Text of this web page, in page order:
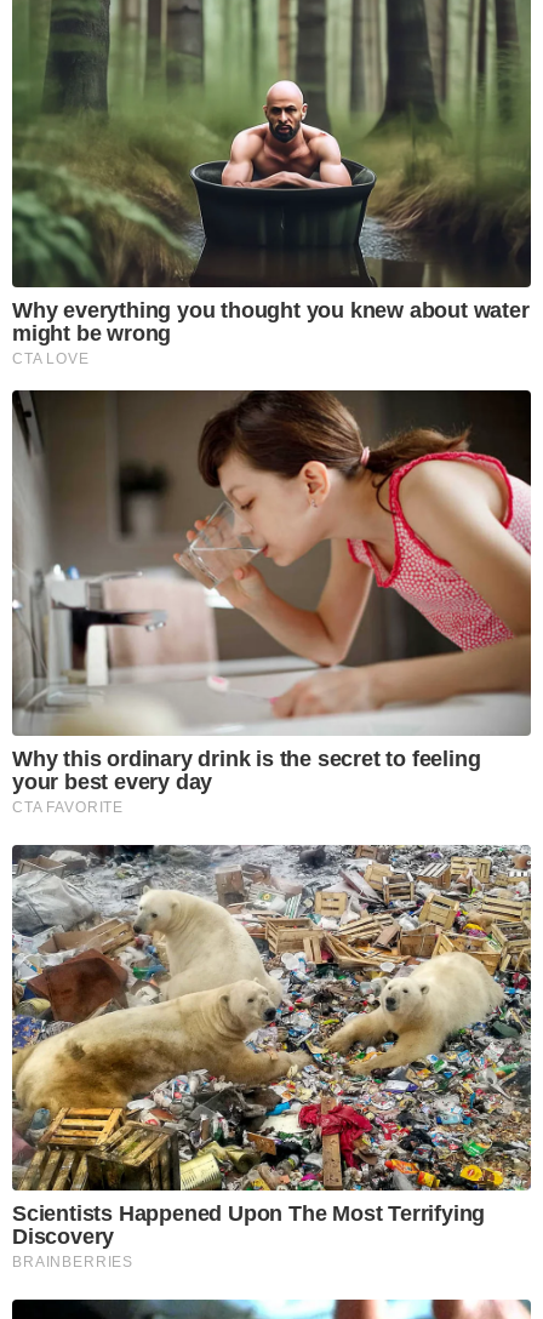
Why everything you thought you knew about water
might be wrong
CTA LOVE
Why this ordinary drink is the secret to feeling
your best every day
CTA FAVORITE
Scientists Happened Upon The Most Terrifying
Discovery
BRAINBERRIES